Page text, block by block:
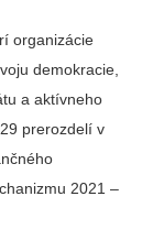
organizácie
demokracie,
a aktívneho
prerozdelí v
2021 –